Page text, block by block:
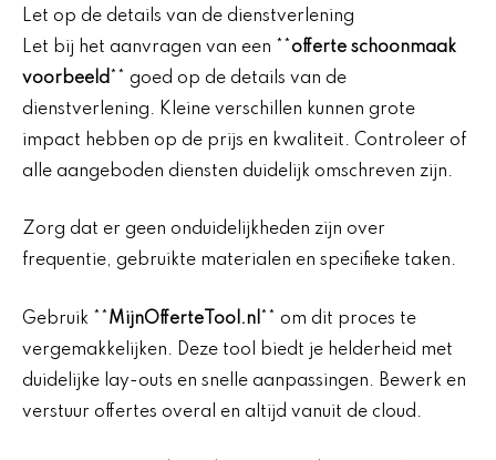
Let op de details van de dienstverlening
Let bij het aanvragen van een **offerte schoonmaak
voorbeeld ** goed op de details van de
dienstverlening. Kleine verschillen kunnen grote
impact hebben op de prijs en kwaliteit. Controleer of
alle aangeboden diensten duidelijk omschreven zijn.
Zorg dat er geen onduidelijkheden zijn over
frequentie, gebruikte materialen en specifieke taken.
Gebruik **MijnOfferteTool.nl ** om dit proces te
vergemakkelijken. Deze tool biedt je helderheid met
duidelijke lay-outs en snelle aanpassingen. Bewerk en
verstuur offertes overal en altijd vanuit de cloud.